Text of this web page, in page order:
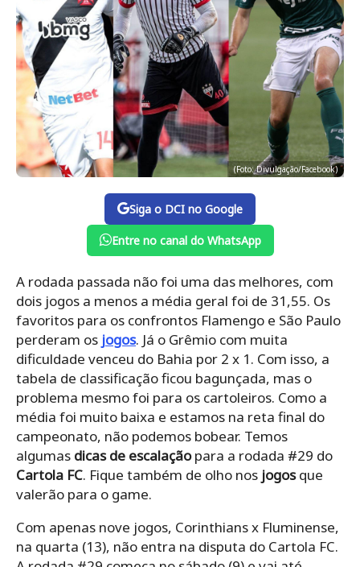
(Foto: Divulgação/Facebook)
Siga o DCI no Google
Entre no canal do WhatsApp
A rodada passada não foi uma das melhores, com
dois jogos a menos a média geral foi de 31,55. Os
favoritos para os confrontos Flamengo e São Paulo
perderam os jogos. Já o Grêmio com muita
dificuldade venceu do Bahia por 2 x 1. Com isso, a
tabela de classificação ficou bagunçada, mas o
problema mesmo foi para os cartoleiros. Como a
média foi muito baixa e estamos na reta final do
campeonato, não podemos bobear. Temos
algumas dicas de escalaçãopara a rodada #29 do
Cartola FC. Fique também de olho nos jogosque
valerão para o game.
Com apenas nove jogos, Corinthians x Fluminense,
na quarta (13), não entra na disputa do Cartola FC.